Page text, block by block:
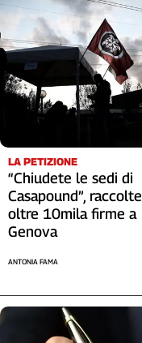
LA PETIZIONE
“Chiudete le sedi di
Casapound”, raccolte
oltre 10mila firme a
Genova
ANTONIA FAMA